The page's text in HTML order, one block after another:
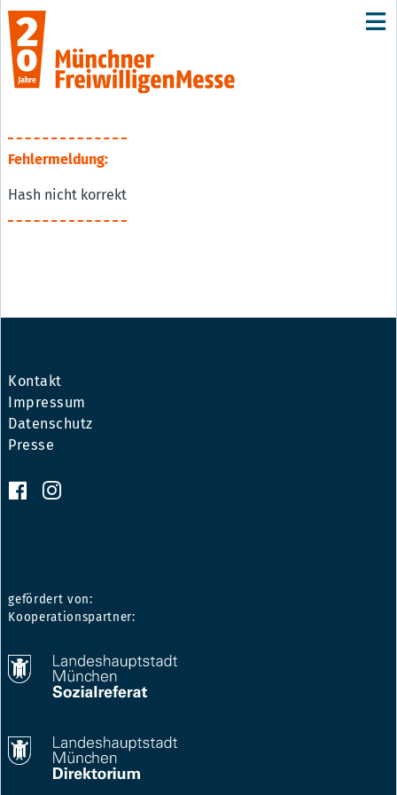
Fehlermeldung:
Hash nicht korrekt
Kontakt
Impressum
Datenschutz
Presse
gefördert von:
Kooperationspartner: